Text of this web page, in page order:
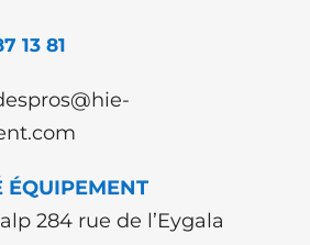
13 81
ÉQUIPEMENT
284 rue de l’Eygala